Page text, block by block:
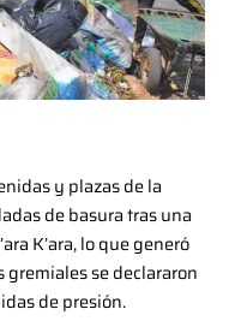
y plazas de la
de basura tras una
K’ara, lo que generó
gremiales se declararon
de presión.